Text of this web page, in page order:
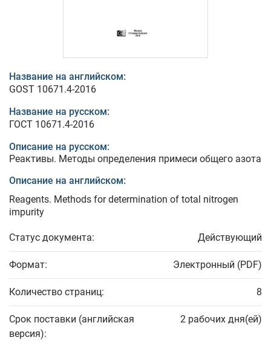
Название на английском:
GOST 10671.4-2016
Название на русском:
ГОСТ 10671.4-2016
Описание на русском:
Реактивы. Методы определения примеси общего азота
Описание на английском:
Reagents. Methods for determination of total nitrogen
impurity
Статус документа: Действующий
Формат: Электронный (PDF)
Количество страниц: 8
Срок поставки (английская
версия):
2 рабочих дня(ей)